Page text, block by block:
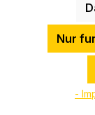
Nur
-